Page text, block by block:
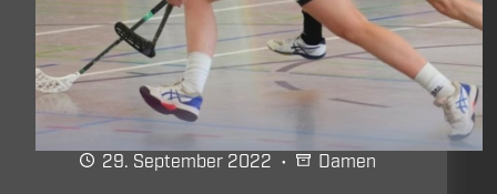
29. September 2022 Damen